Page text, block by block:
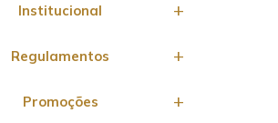
Institucional
Regulamentos
Promoções